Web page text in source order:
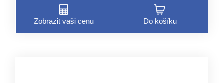
Zobrazit vaši cenu Do košíku